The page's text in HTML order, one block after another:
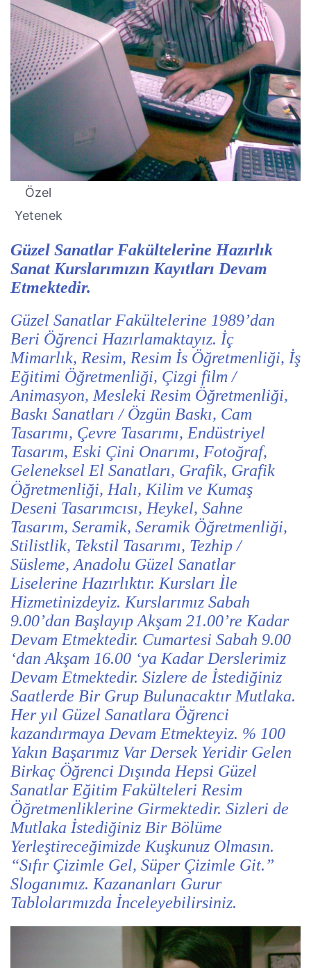
Özel
Yetenek
Güzel Sanatlar Fakültelerine Hazırlık
Sanat Kurslarımızın Kayıtları Devam
Etmektedir.
Güzel Sanatlar Fakültelerine 1989’dan
Beri Öğrenci Hazırlamaktayız. İç
Mimarlık, Resim, Resim İs Öğretmenliği, İş
Eğitimi Öğretmenliği, Çizgi film /
Animasyon, Mesleki Resim Öğretmenliği,
Baskı Sanatları / Özgün Baskı, Cam
Tasarımı, Çevre Tasarımı, Endüstriyel
Tasarım, Eski Çini Onarımı, Fotoğraf,
Geleneksel El Sanatları, Grafik, Grafik
Öğretmenliği, Halı, Kilim ve Kumaş
Deseni Tasarımcısı, Heykel, Sahne
Tasarım, Seramik, Seramik Öğretmenliği,
Stilistlik, Tekstil Tasarımı, Tezhip /
Süsleme, Anadolu Güzel Sanatlar
Liselerine Hazırlıktır. Kursları İle
Hizmetinizdeyiz. Kurslarımız Sabah
9.00’dan Başlayıp Akşam 21.00’re Kadar
Devam Etmektedir. Cumartesi Sabah 9.00
‘dan Akşam 16.00 ‘ya Kadar Derslerimiz
Devam Etmektedir. Sizlere de İstediğiniz
Saatlerde Bir Grup Bulunacaktır Mutlaka.
Her yıl Güzel Sanatlara Öğrenci
kazandırmaya Devam Etmekteyiz. % 100
Yakın Başarımız Var Dersek Yeridir Gelen
Birkaç Öğrenci Dışında Hepsi Güzel
Sanatlar Eğitim Fakülteleri Resim
Öğretmenliklerine Girmektedir. Sizleri de
Mutlaka İstediğiniz Bir Bölüme
Yerleştireceğimizde Kuşkunuz Olmasın.
“Sıfır Çizimle Gel, Süper Çizimle Git.”
Sloganımız. Kazananları Gurur
Tablolarımızda İnceleyebilirsiniz.